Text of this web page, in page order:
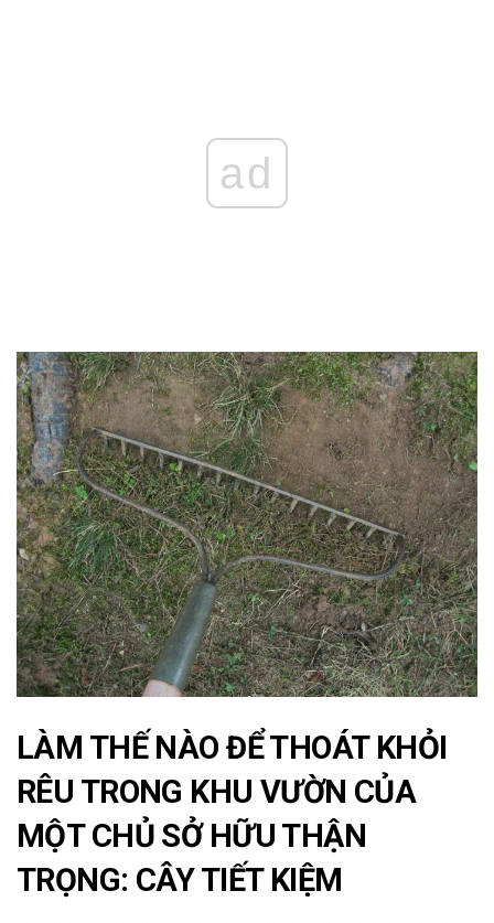
ad
LÀM THẾ NÀO ĐỂ THOÁT KHỎI
RÊU TRONG KHU VƯỜN CỦA
MỘT CHỦ SỞ HỮU THẬN
TRỌNG: CÂY TIẾT KIỆM